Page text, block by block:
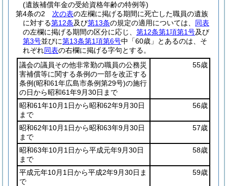
(遺族補償年金の受給資格年齢の特例等)
第4条の2
次の表の左欄に掲げる期間に死亡した職員の遺族
に対する第12条及び第13条の規定の適用については、 同表
の左欄に掲げる期間の区分に応じ、 第12条第1項第1号及び
第3号並びに第13条第1項第6号中「60歳」とあるのは、そ
れぞれ同表の右欄に掲げる字句とする。
議会の議員その他非常勤の職員の公務災
害補償等に関する条例の一部を改正する
条例(昭和61年広島市条例第29号)の施行
の日から昭和61年9月30日まで
55歳
昭和61年10月1日から昭和62年9月30日
まで
56歳
昭和62年10月1日から昭和63年9月30日
まで
57歳
昭和63年10月1日から平成元年9月30日
まで
58歳
平成元年10月1日から平成2年9月30日ま
で
59歳